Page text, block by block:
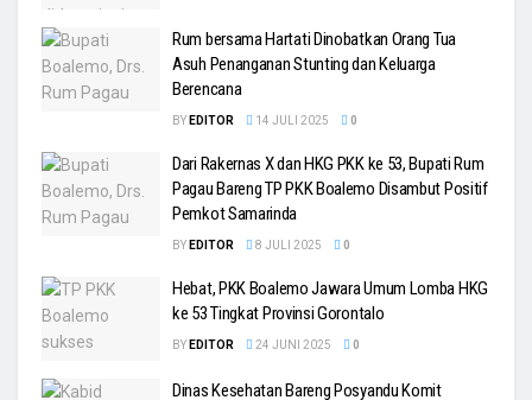
Rum bersama Hartati Dinobatkan Orang Tua
Asuh Penanganan Stunting dan Keluarga
Berencana
BY EDITOR 14 JULI 2025 0
Dari Rakernas X dan HKG PKK ke 53, Bupati Rum
Pagau Bareng TP PKK Boalemo Disambut Positif
Pemkot Samarinda
BY EDITOR 8 JULI 2025 0
Hebat, PKK Boalemo Jawara Umum Lomba HKG
ke 53 Tingkat Provinsi Gorontalo
BY EDITOR 24 JUNI 2025 0
Dinas Kesehatan Bareng Posyandu Komit